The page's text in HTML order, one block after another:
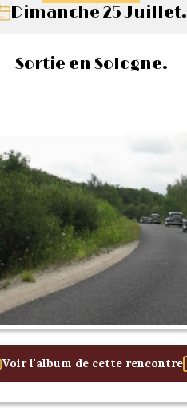
Dimanche 25 Juillet.
Sortie en Sologne.
Voir l'album de cette rencontre